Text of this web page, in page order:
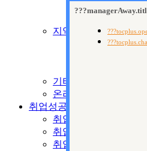
웹디자인 과정
출판 기획 및 편집
지역산업맞춤형교육
제도 안내
기타 국비교육
온라인 수강신청
취업성공지원센터
취업지원시스템
취업안내
취업자료실